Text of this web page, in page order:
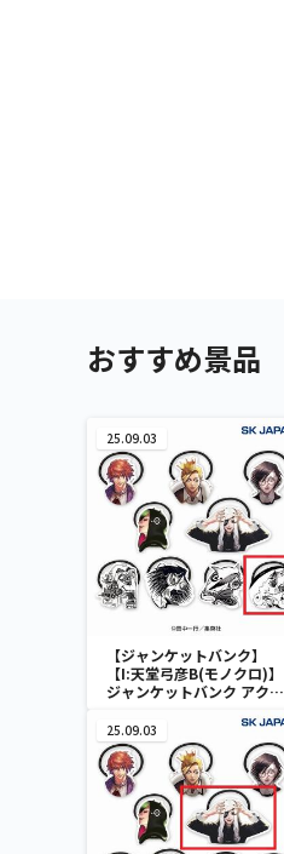
おすすめ景品
25.09.03
【ジャンケットバンク】
【I:天堂弓彦B(モノクロ)】
ジャンケットバンク アクリ
25.09.03